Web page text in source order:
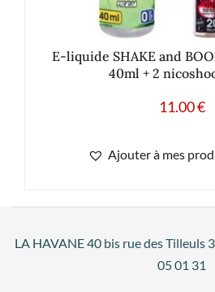
E-liquide SHAKE and
40ml + 2
11.00€
Ajouter à mes
LA HAVANE 40 bis rue des Tilleuls
05 01 31